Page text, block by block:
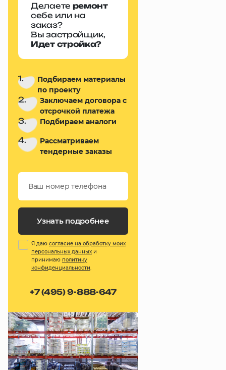
Делаете ремонт
себе или на
заказ?
Вы застройщик,
Идет стройка?
1.
Подбираем материалы
по проекту
2.
Заключаем договора с
отсрочкой платежа
3. Подбираем аналоги
4.
Рассматриваем
тендерные заказы
Узнать подробнее
Я даю согласие на обработку моих
персональных данных и
принимаю политику
конфиденциальности.
+7 (495) 9-888-647